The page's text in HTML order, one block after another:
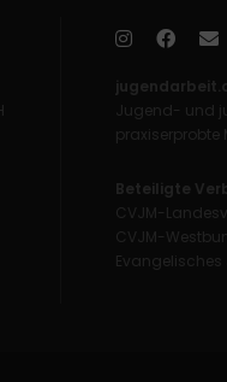
Jugend- und
praxiserprobte
Beteiligte
CVJM-
CVJM-